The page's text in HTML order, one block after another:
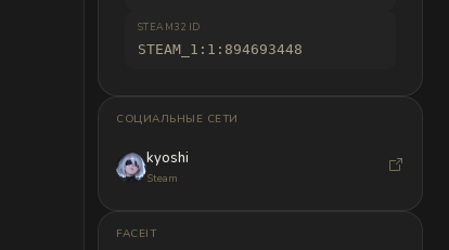
STEAM32 ID
STEAM_1:1:894693448
СОЦИАЛЬНЫЕ СЕТИ
kyoshi
Steam
FACEIT